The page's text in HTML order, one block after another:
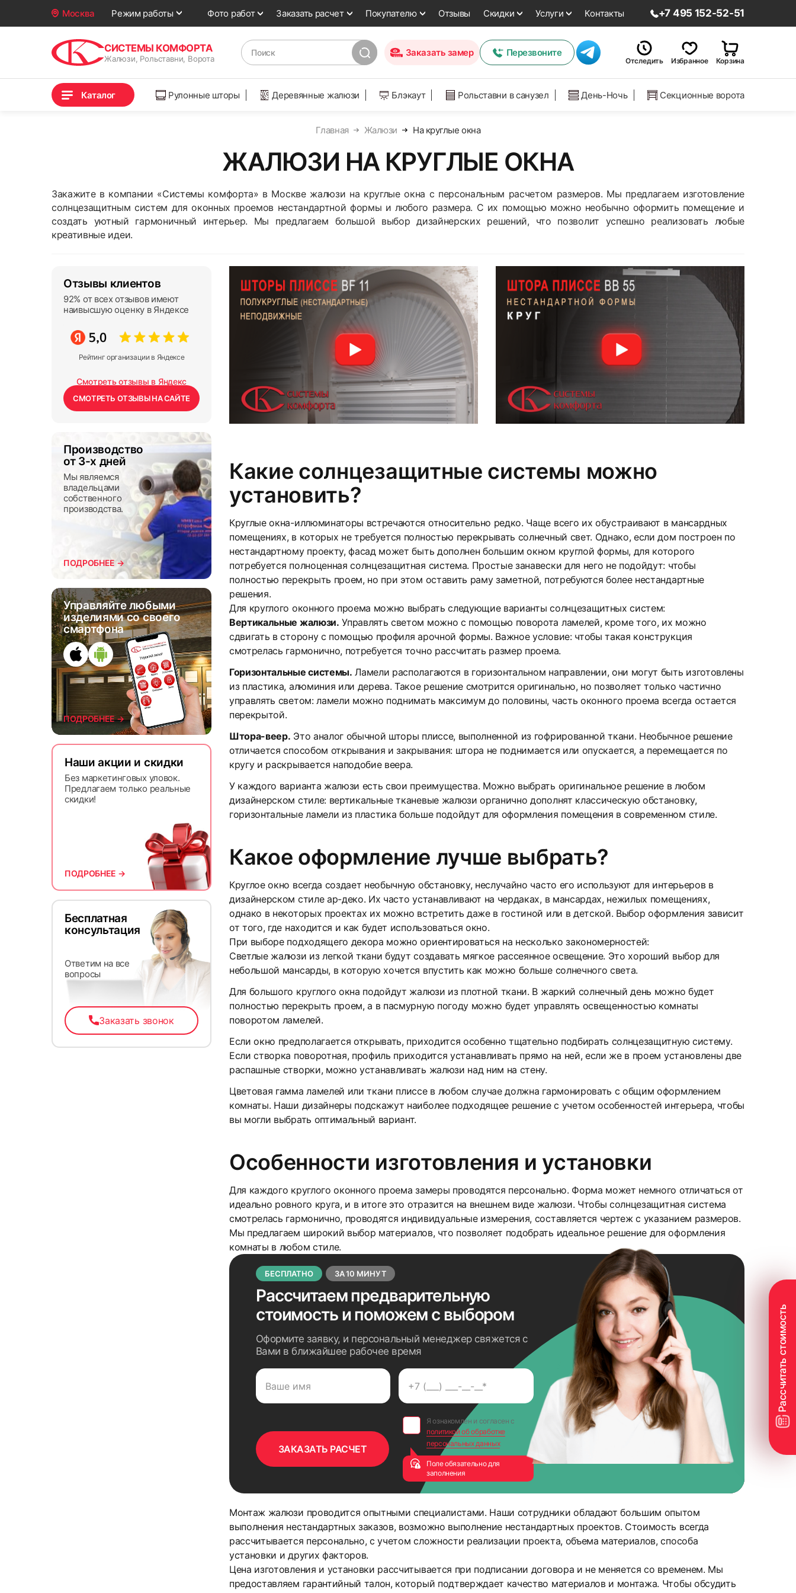
Москва Режим работы Фото работ Заказать расчет Покупателю Отзывы Скидки Услуги Контакты +7 495 152-52-51
СИСТЕМЫ КОМФОРТА
Жалюзи, Рольставни, Ворота
Заказать замер Перезвоните
Отследить Избранное Корзина
Каталог Рулонные шторы Деревянные жалюзи Блэкаут Рольставни в санузел День-Ночь Секционные ворота
Главная Жалюзи На круглые окна
ЖАЛЮЗИ НА КРУГЛЫЕ ОКНА
Закажите в компании «Системы комфорта» в Москве жалюзи на круглые окна с персональным расчетом размеров. Мы предлагаем изготовление
солнцезащитным систем для оконных проемов нестандартной формы и любого размера. С их помощью можно необычно оформить помещение и
создать уютный гармоничный интерьер. Мы предлагаем большой выбор дизайнерских решений, что позволит успешно реализовать любые
креативные идеи.
Отзывы клиентов
92% от всех отзывов имеют
наивысшую оценку в Яндексе
Рейтинг организации в Яндексе
Смотреть отзывы в Яндекс
СМОТРЕТЬ ОТЗЫВЫ НА САЙТЕ
Производство
от 3-х дней
Мы являемся
владельцами
собственного
производства.
ПОДРОБНЕЕ →
Управляйте любыми
изделиями со своего
смартфона
ПОДРОБНЕЕ →
Наши акции и скидки
Без маркетинговых уловок.
Предлагаем только реальные
скидки!
ПОДРОБНЕЕ →
Бесплатная
консультация
Ответим на все
вопросы
Заказать звонок
Какие солнцезащитные системы можно
установить?
Круглые окна-иллюминаторы встречаются относительно редко. Чаще всего их обустраивают в мансардных
помещениях, в которых не требуется полностью перекрывать солнечный свет. Однако, если дом построен по
нестандартному проекту, фасад может быть дополнен большим окном круглой формы, для которого
потребуется полноценная солнцезащитная система. Простые занавески для него не подойдут: чтобы
полностью перекрыть проем, но при этом оставить раму заметной, потребуются более нестандартные
решения.
Для круглого оконного проема можно выбрать следующие варианты солнцезащитных систем:
Вертикальные жалюзи. Управлять светом можно с помощью поворота ламелей, кроме того, их можно
сдвигать в сторону с помощью профиля арочной формы. Важное условие: чтобы такая конструкция
смотрелась гармонично, потребуется точно рассчитать размер проема.
Горизонтальные системы. Ламели располагаются в горизонтальном направлении, они могут быть изготовлены
из пластика, алюминия или дерева. Такое решение смотрится оригинально, но позволяет только частично
управлять светом: ламели можно поднимать максимум до половины, часть оконного проема всегда остается
перекрытой.
Штора-веер. Это аналог обычной шторы плиссе, выполненной из гофрированной ткани. Необычное решение
отличается способом открывания и закрывания: штора не поднимается или опускается, а перемещается по
кругу и раскрывается наподобие веера.
У каждого варианта жалюзи есть свои преимущества. Можно выбрать оригинальное решение в любом
дизайнерском стиле: вертикальные тканевые жалюзи органично дополнят классическую обстановку,
горизонтальные ламели из пластика больше подойдут для оформления помещения в современном стиле.
Какое оформление лучше выбрать?
Круглое окно всегда создает необычную обстановку, неслучайно часто его используют для интерьеров в
дизайнерском стиле ар-деко. Их часто устанавливают на чердаках, в мансардах, нежилых помещениях,
однако в некоторых проектах их можно встретить даже в гостиной или в детской. Выбор оформления зависит
от того, где находится и как будет использоваться окно.
При выборе подходящего декора можно ориентироваться на несколько закономерностей:
Светлые жалюзи из легкой ткани будут создавать мягкое рассеянное освещение. Это хороший выбор для
небольшой мансарды, в которую хочется впустить как можно больше солнечного света.
Для большого круглого окна подойдут жалюзи из плотной ткани. В жаркий солнечный день можно будет
полностью перекрыть проем, а в пасмурную погоду можно будет управлять освещенностью комнаты
поворотом ламелей.
Если окно предполагается открывать, приходится особенно тщательно подбирать солнцезащитную систему.
Если створка поворотная, профиль приходится устанавливать прямо на ней, если же в проем установлены две
распашные створки, можно устанавливать жалюзи над ним на стену.
Цветовая гамма ламелей или ткани плиссе в любом случае должна гармонировать с общим оформлением
комнаты. Наши дизайнеры подскажут наиболее подходящее решение с учетом особенностей интерьера, чтобы
вы могли выбрать оптимальный вариант.
Особенности изготовления и установки
Для каждого круглого оконного проема замеры проводятся персонально. Форма может немного отличаться от
идеально ровного круга, и в итоге это отразится на внешнем виде жалюзи. Чтобы солнцезащитная система
смотрелась гармонично, проводятся индивидуальные измерения, составляется чертеж с указанием размеров.
Мы предлагаем широкий выбор материалов, что позволяет подобрать идеальное решение для оформления
комнаты в любом стиле.
БЕСПЛАТНО ЗА 10 МИНУТ
Рассчитаем предварительную
стоимость и поможем с выбором
Оформите заявку, и персональный менеджер свяжется с
Вами в ближайшее рабочее время
Я ознакомлен и согласен с
политикой об обработке
персональных данных
Поле обязательно для
заполнения
Монтаж жалюзи проводится опытными специалистами. Наши сотрудники обладают большим опытом
выполнения нестандартных заказов, возможно выполнение нестандартных проектов. Стоимость всегда
рассчитывается персонально, с учетом сложности реализации проекта, объема материалов, способа
установки и других факторов.
Цена изготовления и установки рассчитывается при подписании договора и не меняется со временем. Мы
предоставляем гарантийный талон, который подтверждает качество материалов и монтажа. Чтобы обсудить